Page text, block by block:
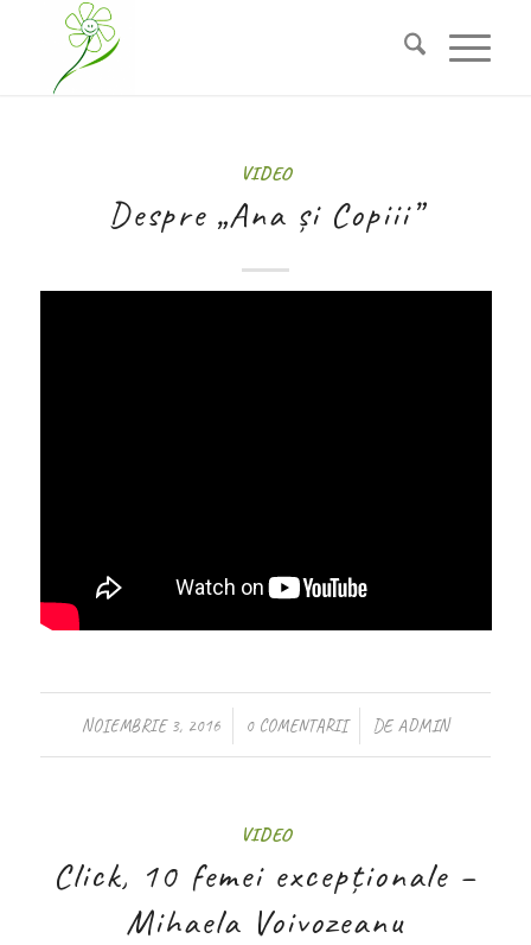
VIDEO
Despre „Ana și Copiii”
NOIEMBRIE 3, 2016
/ 0 COMENTARII
/ DE ADMIN
VIDEO
Click, 10 femei excepționale –
Mihaela Voivozeanu